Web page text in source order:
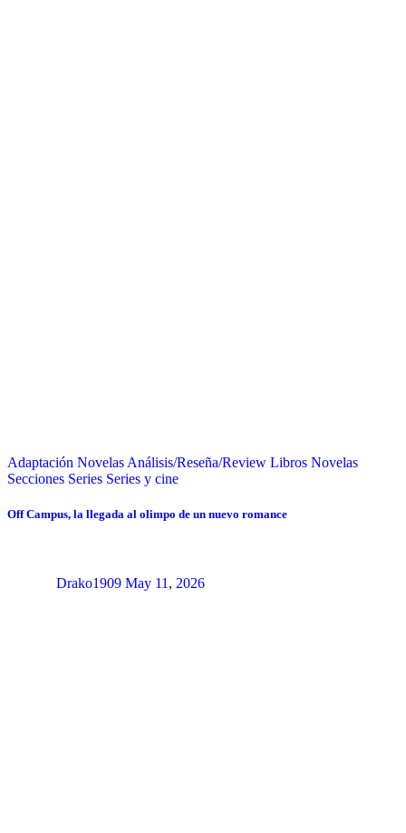
Adaptación Novelas Análisis/Reseña/Review Libros Novelas
Secciones Series Series y cine
Off Campus, la llegada al olimpo de un nuevo romance
Drako1909 May 11, 2026